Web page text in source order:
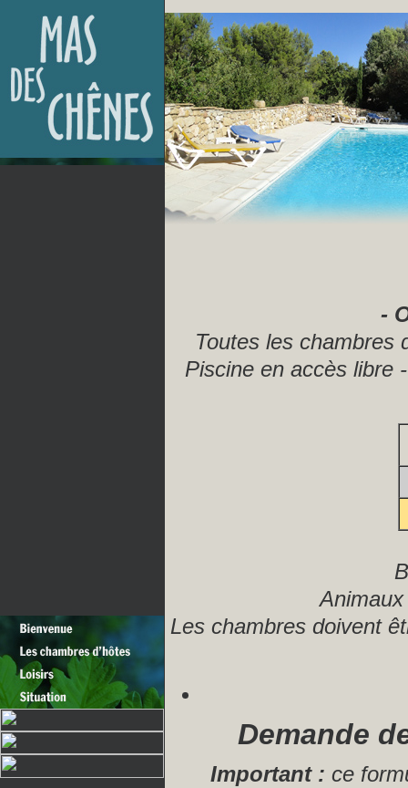
-
Toutes les chambres
Piscine en accès libre
Les chambres doivent
Demande
Important : ce